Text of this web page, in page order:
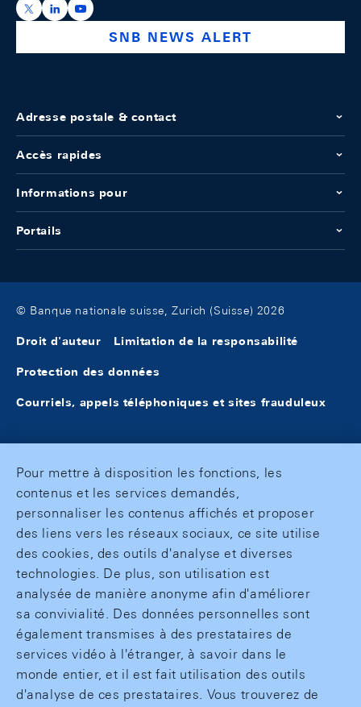
https://x.com/snb_bns
https://ch.linkedin.com/company/swiss-national-
https://www.youtube.com/@swissnationalbank
SNB NEWS ALERT
Adresse postale & contact
Accès rapides
Informations pour
Portails
© Banque nationale suisse, Zurich (Suisse) 2026
Droit d'auteur Limitation de la responsabilité
Protection des données
Courriels, appels téléphoniques et sites frauduleux
Pour mettre à disposition les fonctions, les
contenus et les services demandés,
personnaliser les contenus affichés et proposer
des liens vers les réseaux sociaux, ce site utilise
des cookies, des outils d'analyse et diverses
technologies. De plus, son utilisation est
analysée de manière anonyme afin d'améliorer
sa convivialité. Des données personnelles sont
également transmises à des prestataires de
services vidéo à l'étranger, à savoir dans le
monde entier, et il est fait utilisation des outils
d'analyse de ces prestataires. Vous trouverez de